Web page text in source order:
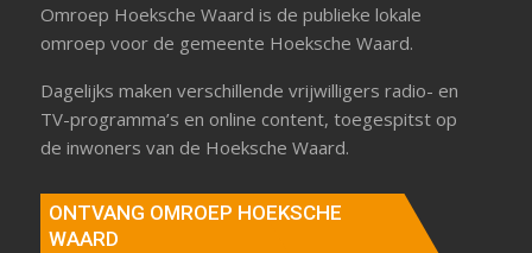
Omroep Hoeksche Waard is de publieke lokale
omroep voor de gemeente Hoeksche Waard.
Dagelijks maken verschillende vrijwilligers radio- en
TV-programma’s en online content, toegespitst op
de inwoners van de Hoeksche Waard.
ONTVANG OMROEP HOEKSCHE
WAARD